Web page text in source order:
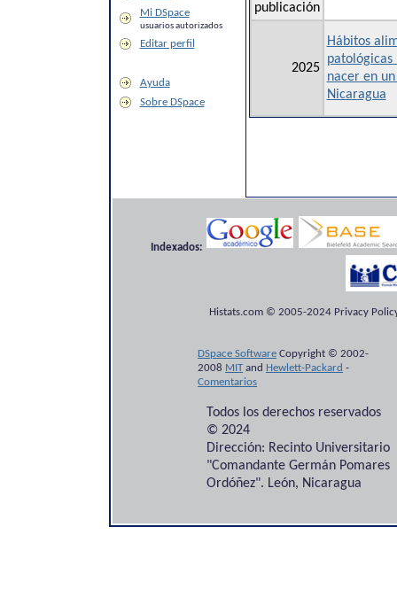
Mi DSpace
usuarios autorizados
Editar perfil
Ayuda
Sobre DSpace
publicación
2025
Hábitos
patológicas
nacer en
Nicaragua
Indexados:
Histats.com © 2005-2024 Privacy
DSpace Software Copyright © 2002-
2008 MITand Hewlett-Packard -
Comentarios
Todos los derechos reservados
© 2024
Dirección: Recinto Universitario
"Comandante Germán Pomares
Ordóñez". León, Nicaragua